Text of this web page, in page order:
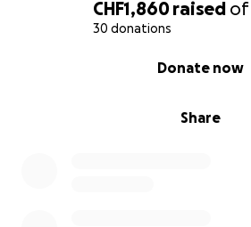
CHF1,860 raised of
30 donations
Share
Donate now